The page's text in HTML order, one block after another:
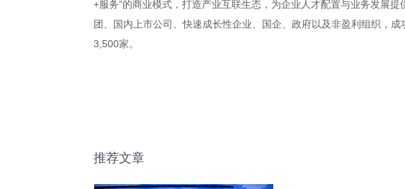
+服务”的商业模式，打造产业互联生态，为企业人才配置与业务发展
团、国内上市公司、快速成长性企业、国企、政府以及非盈利组织，
3,500家。
推荐文章